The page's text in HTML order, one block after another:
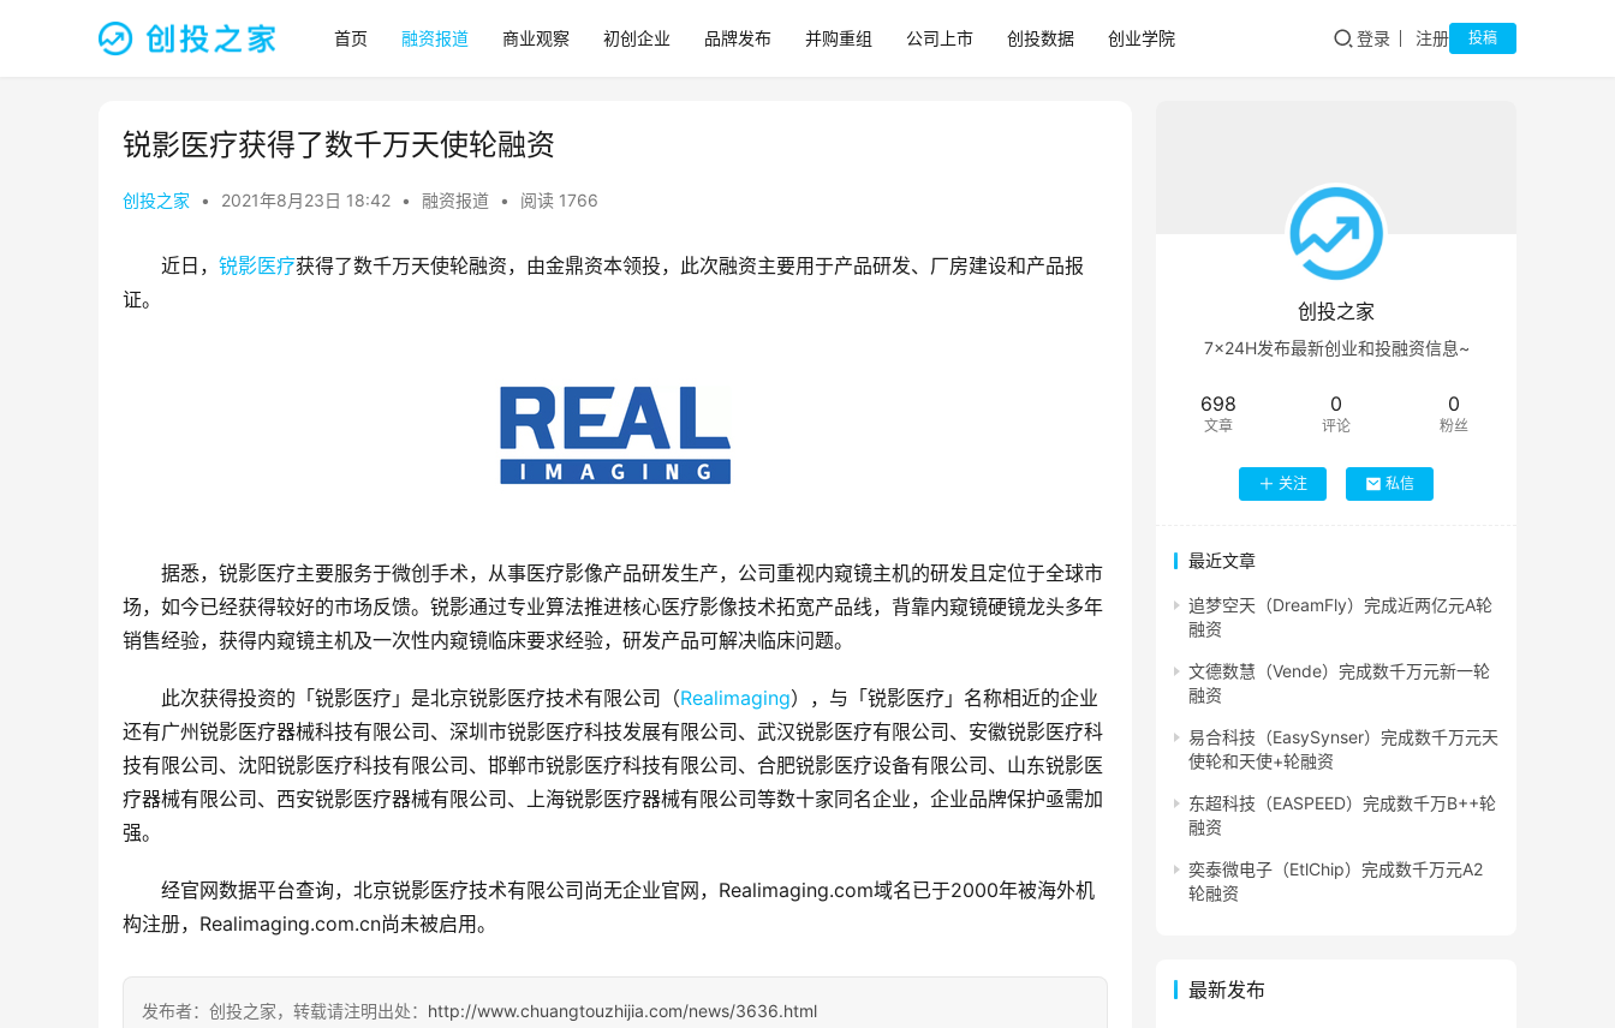
首页 融资报道 商业观察 初创企业 品牌发布 并购重组 公司上市 创投数据 创业学院 登录 注册 投稿
锐影医疗获得了数千万天使轮融资
创投之家 • 2021年8月23日 18:42 • 融资报道 • 阅读 1766
近日， 锐影医疗获得了数千万天使轮融资，由金鼎资本领投，此次融资主要用于产品研发、厂房建设和产品报
证。
据悉，锐影医疗主要服务于微创手术，从事医疗影像产品研发生产，公司重视内窥镜主机的研发且定位于全球市
场，如今已经获得较好的市场反馈。锐影通过专业算法推进核心医疗影像技术拓宽产品线，背靠内窥镜硬镜龙头多年
销售经验，获得内窥镜主机及一次性内窥镜临床要求经验，研发产品可解决临床问题。
此次获得投资的「锐影医疗」是北京锐影医疗技术有限公司（Realimaging），与「锐影医疗」名称相近的企业
还有广州锐影医疗器械科技有限公司、深圳市锐影医疗科技发展有限公司、武汉锐影医疗有限公司、安徽锐影医疗科
技有限公司、沈阳锐影医疗科技有限公司、邯郸市锐影医疗科技有限公司、合肥锐影医疗设备有限公司、山东锐影医
疗器械有限公司、西安锐影医疗器械有限公司、上海锐影医疗器械有限公司等数十家同名企业，企业品牌保护亟需加
强。
经官网数据平台查询，北京锐影医疗技术有限公司尚无企业官网，Realimaging.com域名已于2000年被海外机
构注册，Realimaging.com.cn尚未被启用。
发布者：创投之家，转载请注明出处： http://www.chuangtouzhijia.com/news/3636.html
创投之家
7×24H发布最新创业和投融资信息~
698
文章
0
评论
0
粉丝
关注 私信
最近文章
追梦空天（DreamFly）完成近两亿元A轮
融资
文德数慧（Vende）完成数千万元新一轮
融资
易合科技（EasySynser）完成数千万元天
使轮和天使+轮融资
东超科技（EASPEED）完成数千万B++轮
融资
奕泰微电子（EtlChip）完成数千万元A2
轮融资
最新发布